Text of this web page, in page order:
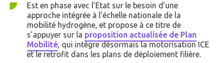
Est en phase avec l’Etat sur le besoin d’une
approche intégrée à l’échelle nationale de la
mobilité hydrogène, et propose à ce titre de
s’appuyer sur la proposition actualisée de Plan
Mobilité , qui intègre désormais la motorisation ICE
et le retrofit dans les plans de déploiement filière.